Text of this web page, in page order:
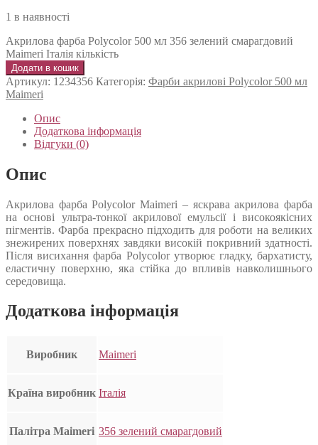
1 в наявності
Акрилова фарба Polycolor 500 мл 356 зелений смарагдовий
Maimeri Італія кількість
Додати в кошик
Артикул: 1234356 Категорія: Фарби акрилові Polycolor 500 мл
Maimeri
Опис
Додаткова інформація
Відгуки (0)
Опис
Акрилова фарба Polycolor Maimeri – яскрава акрилова фарба
на основі ультра-тонкої акрилової емульсії і високоякісних
пігментів. Фарба прекрасно підходить для роботи на великих
знежирених поверхнях завдяки високій покривний здатності.
Після висихання фарба Polycolor утворює гладку, бархатисту,
еластичну поверхню, яка стійка до впливів навколишнього
середовища.
Додаткова інформація
Виробник Maimeri
Країна виробник Італія
Палітра Maimeri 356 зелений смарагдовий